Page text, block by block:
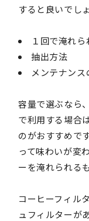
すると良いでしょ
１回で淹れ
抽出方法
メンテナンス
容量で選ぶなら
で利用する場合
のがおすすめで
って味わいが変
ーを淹れられる
コーヒーフィル
ュフィルターが